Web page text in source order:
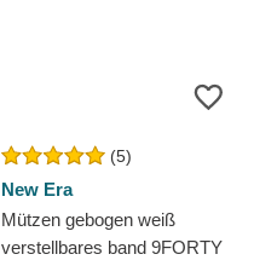
(5)
New Era
Mützen gebogen weiß
verstellbares band 9FORTY